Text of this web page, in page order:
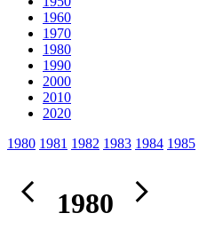
1960
1970
1980
1990
2000
2010
2020
1980 1981 1982 1983 1984 1985
1980